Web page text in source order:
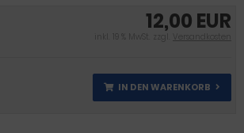
12,00 EUR
inkl. 19 % MwSt. zzgl. Versandkosten
IN DEN WARENKORB